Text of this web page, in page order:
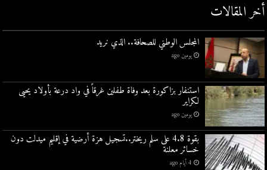
أخر المقالات
المجلس الوطني للصحافة.. الذي نريد
يومين ago
استنفار بزاكورة بعد وفاة طفلين غرقاً في واد درعة بأولاد يحيى
لكراير
يومين ago
بقوة 4.8 على سلم ريختر..تسجيل هزة أرضية في إقليم ميدلت دون
خسائر معلنة
4 أيام ago